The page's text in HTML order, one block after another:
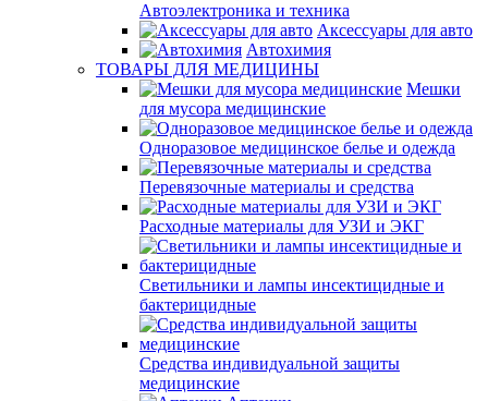
Автоэлектроника и техника
Аксессуары для авто
Автохимия
ТОВАРЫ ДЛЯ МЕДИЦИНЫ
Мешки
для мусора медицинские
Одноразовое медицинское белье и одежда
Перевязочные материалы и средства
Расходные материалы для УЗИ и ЭКГ
Светильники и лампы инсектицидные и
бактерицидные
Средства индивидуальной защиты
медицинские